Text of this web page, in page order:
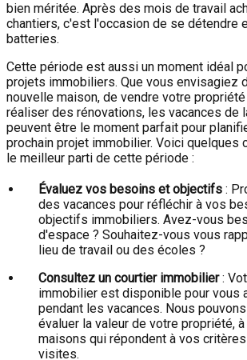
bien méritée. Après des mois de travail
chantiers, c'est l'occasion de se détendre
batteries.
Cette période est aussi un moment idéal
projets immobiliers. Que vous envisagiez
nouvelle maison, de vendre votre
réaliser des rénovations, les vacances de
peuvent être le moment parfait pour
prochain projet immobilier. Voici quelques
le meilleur parti de cette période :
Évaluez vos besoins et objectifs :
des vacances pour réfléchir à vos
objectifs immobiliers. Avez-vous
d'espace ? Souhaitez-vous vous
lieu de travail ou des écoles ?
Consultez un courtier immobilier:
immobilier est disponible pour vous
pendant les vacances. Nous
évaluer la valeur de votre propriété,
maisons qui répondent à vos
visites.